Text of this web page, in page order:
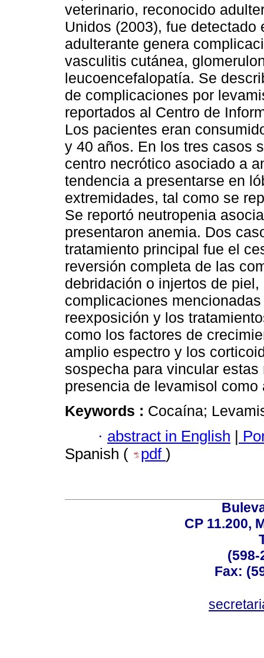
veterinario, reconocido
Unidos (2003), fue
adulterante genera
vasculitis cutánea,
leucoencefalopatía. Se
de complicaciones por
reportados al Centro de
Los pacientes eran
y 40 años. En los tres casos
centro necrótico asociado a
tendencia a presentarse en
extremidades, tal como se
Se reportó neutropenia
presentaron anemia. Dos
tratamiento principal fue el
reversión completa de las
debridación o injertos de
complicaciones
reexposición y los
como los factores de
amplio espectro y los
sospecha para vincular
presencia de levamisol
Keywords : Cocaína;
· abstract in English |
Spanish (
pdf )
CP 11.200,
(598-
Fax: